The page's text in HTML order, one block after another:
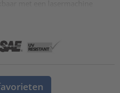
met een lasermachine